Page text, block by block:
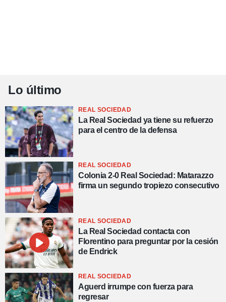
Lo último
REAL SOCIEDAD
La Real Sociedad ya tiene su refuerzo
para el centro de la defensa
REAL SOCIEDAD
Colonia 2-0 Real Sociedad: Matarazzo
firma un segundo tropiezo consecutivo
REAL SOCIEDAD
La Real Sociedad contacta con
Florentino para preguntar por la cesión
de Endrick
REAL SOCIEDAD
Aguerd irrumpe con fuerza para
regresar